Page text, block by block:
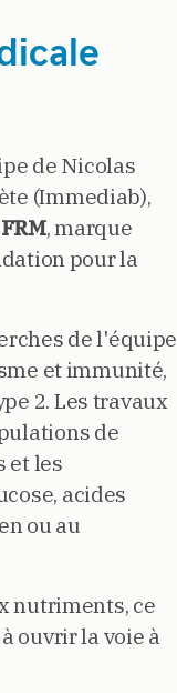
de Nicolas
(Immediab),
, marque
pour la
de l'équipe
et immunité,
2. Les travaux
de
et les
acides
ou au
nutriments, ce
ouvrir la voie à